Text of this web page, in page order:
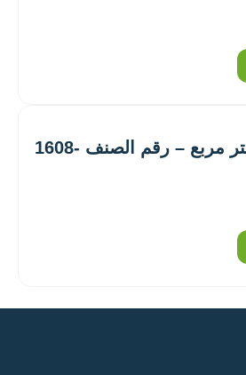
ورق جدران 16 متر مربع – رقم الصنف ‎1608-